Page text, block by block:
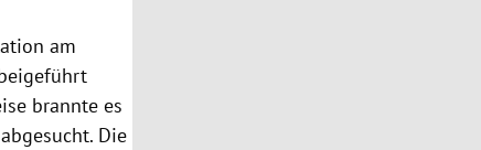
am
brannte es
Die